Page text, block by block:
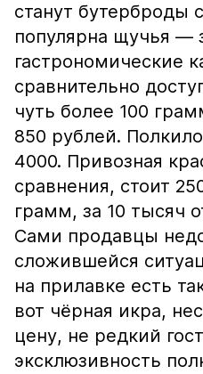
станут бутерброды
популярна щучья —
гастрономические
сравнительно
чуть более 100
850 рублей.
4000. Привозная
сравнения, стоит
грамм, за 10 тысяч
Сами продавцы
сложившейся
на прилавке есть
вот чёрная икра,
цену, не редкий
эксклюзивность